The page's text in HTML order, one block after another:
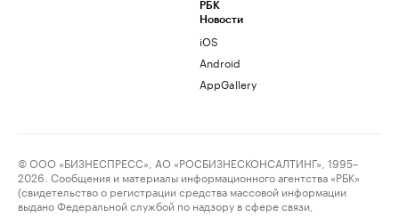
РБК
Новости
iOS
Android
AppGallery
© ООО «БИЗНЕСПРЕСС», АО «РОСБИЗНЕСКОНСАЛТИНГ», 1995–
2026. Сообщения и материалы информационного агентства «РБК»
(свидетельство о регистрации средства массовой информации
выдано Федеральной службой по надзору в сфере связи,